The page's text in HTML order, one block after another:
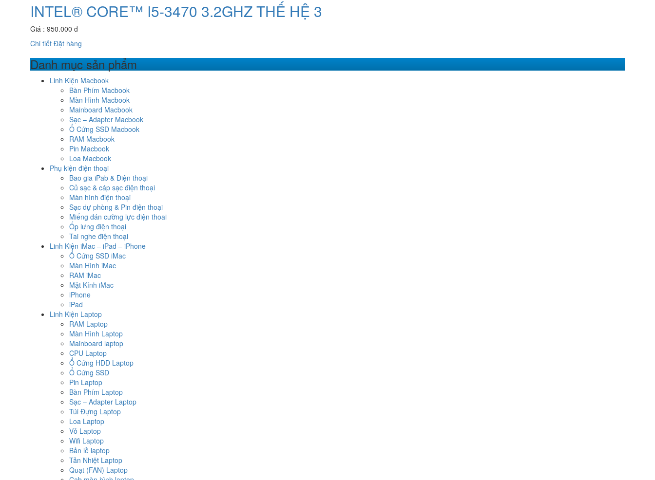
INTEL® CORE™ I5-3470 3.2GHZ THẾ HỆ 3
Giá : 950.000 đ
Chi tiết Đặt hàng
Danh mục sản phẩm
Linh Kiện Macbook
Bàn Phím Macbook
Màn Hình Macbook
Mainboard Macbook
Sạc – Adapter Macbook
Ổ Cứng SSD Macbook
RAM Macbook
Pin Macbook
Loa Macbook
Phụ kiện điện thoại
Bao gia iPab & Điện thoại
Củ sạc & cáp sạc điện thoại
Màn hình điện thoại
Sạc dự phòng & Pin điện thoại
Miếng dán cường lực điện thoai
Ốp lưng điện thoại
Tai nghe điện thoại
Linh Kiện iMac – iPad – iPhone
Ổ Cứng SSD iMac
Màn Hình iMac
RAM iMac
Mặt Kính iMac
iPhone
iPad
Linh Kiện Laptop
RAM Laptop
Màn Hình Laptop
Mainboard laptop
CPU Laptop
Ổ Cứng HDD Laptop
Ổ Cứng SSD
Pin Laptop
Bàn Phím Laptop
Sạc – Adapter Laptop
Túi Đựng Laptop
Loa Laptop
Vỏ Laptop
Wifi Laptop
Bản lề laptop
Tản Nhiệt Laptop
Quạt (FAN) Laptop